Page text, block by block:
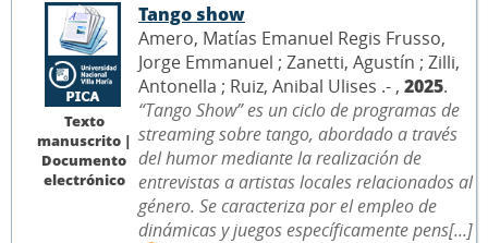
Texto
manuscrito |
Documento
electrónico
Tango show
Amero, Matías Emanuel Regis Frusso,
Jorge Emmanuel ; Zanetti, Agustín ; Zilli,
Antonella ; Ruiz, Anibal Ulises .- , 2025.
“Tango Show” es un ciclo de programas de
streaming sobre tango, abordado a través
del humor mediante la realización de
entrevistas a artistas locales relacionados al
género. Se caracteriza por el empleo de
dinámicas y juegos específicamente pens[...]